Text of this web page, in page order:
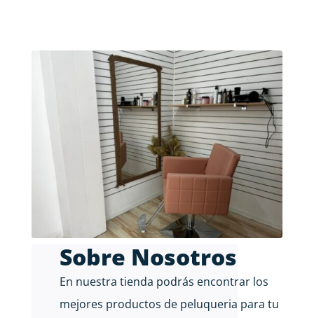
Sobre Nosotros
En nuestra tienda podrás encontrar los
mejores productos de peluqueria para tu